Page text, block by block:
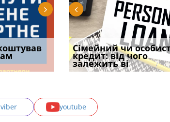
для Документи, на яких не
проставляється
апостиль: пер
Огляд практики ВС від
Ростислава Кравця, що
опублі
ФОП
році:
Сімейний чи
кредит: від чого
залежить ві
Восьмий ААС
підтвердив, що
може скас
viber youtube